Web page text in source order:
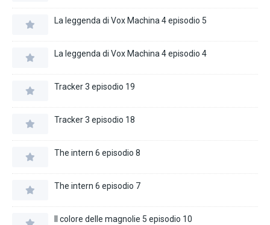
La leggenda di Vox Machina 4 episodio 5
La leggenda di Vox Machina 4 episodio 4
Tracker 3 episodio 19
Tracker 3 episodio 18
The intern 6 episodio 8
The intern 6 episodio 7
Il colore delle magnolie 5 episodio 10